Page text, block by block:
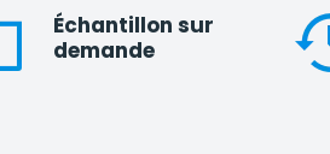
Échantillon sur
demande